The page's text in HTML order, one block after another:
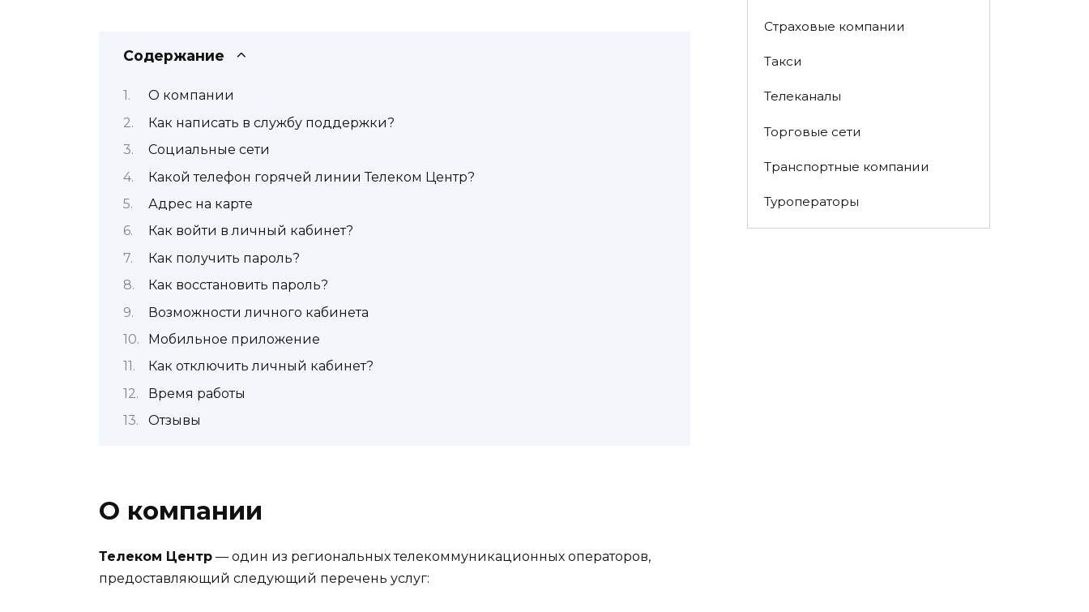
Содержание
О компании
Как написать в службу поддержки?
Социальные сети
Какой телефон горячей линии Телеком Центр?
Адрес на карте
Как войти в личный кабинет?
Как получить пароль?
Как восстановить пароль?
Возможности личного кабинета
Мобильное приложение
Как отключить личный кабинет?
Время работы
Отзывы
О компании
Телеком Центр — один из региональных телекоммуникационных операторов,
предоставляющий следующий перечень услуг:
Страховые компании
Такси
Телеканалы
Торговые сети
Транспортные компании
Туроператоры